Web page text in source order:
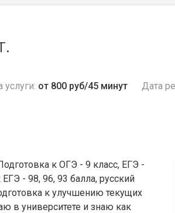
услуги: от 800 руб/45 минут Дата
к ОГЭ - 9 класс, ЕГЭ -
- 98, 96, 93 балла, русский
к улучшению текущих
в университете и знаю как